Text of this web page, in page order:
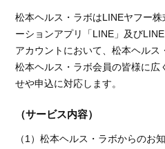
松本ヘルス・ラボはLINEヤフー
ーションアプリ「LINE」及び
アカウントにおいて、松本ヘルス
松本ヘルス・ラボ会員の皆様に広
せや申込に対応します。
（サービス内容）
（1）松本ヘルス・ラボからのお